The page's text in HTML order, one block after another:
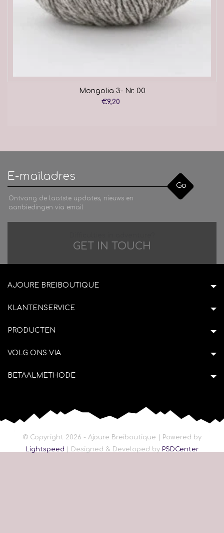
Mongolia 3- Nr. 00
€9,20
Go
Ontvang de laatste updates, nieuws en
aanbiedingen via email
GET IN TOUCH
AJOURE BREIBOUTIQUE
KLANTENSERVICE
PRODUCTEN
VOLG ONS VIA
BETAALMETHODE
© Copyright 2026 - Ajoure Breiboutique | Powered by
Lightspeed | Designed & Developed by PSDCenter